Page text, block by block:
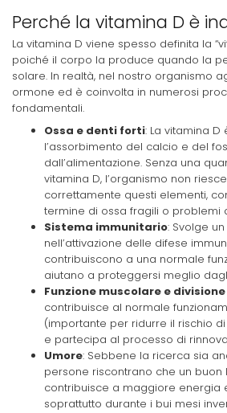
Perché la vitamina D è
La vitamina D viene spesso definita la
poiché il corpo la produce quando la
solare. In realtà, nel nostro organismo
ormone ed è coinvolta in numerosi
fondamentali.
Ossa e denti forti: La vitamina
l’assorbimento del calcio e del
dall’alimentazione. Senza una
vitamina D, l’organismo non
correttamente questi elementi,
termine di ossa fragili o problemi
Sistema immunitario: Svolge
nell’attivazione delle difese
contribuiscono a una normale
aiutano a proteggersi meglio
Funzione muscolare e
contribuisce al normale
(importante per ridurre il rischio
e partecipa al processo di
Umore: Sebbene la ricerca sia
persone riscontrano che un buon
contribuisce a maggiore energia
soprattutto durante i bui mesi